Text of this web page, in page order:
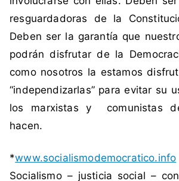
resguardadoras de la
Deben ser la garantía que
podrán disfrutar de la
como nosotros la estamos
“independizarlas” para evitar su
los marxistas y comunistas
hacen.
*www.socialismodemocratico.info
Socialismo – justicia social –